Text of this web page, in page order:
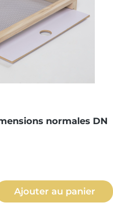
normales DN
Entrez la
Ajouter au panier